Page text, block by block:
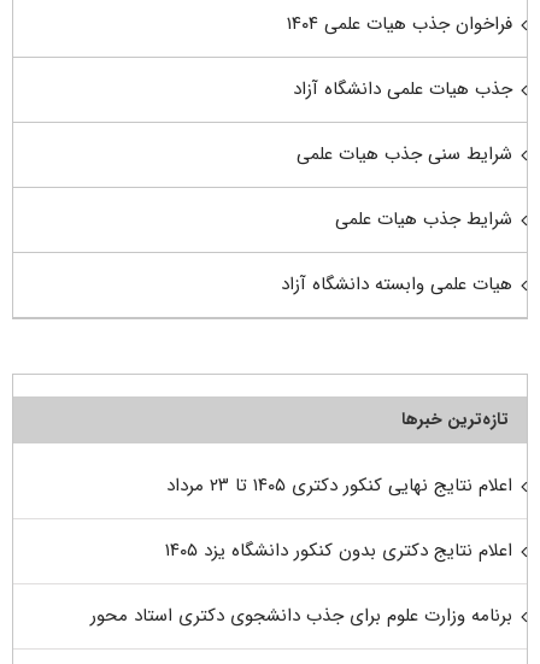
فراخوان جذب هیات علمی ۱۴۰۴
جذب هیات علمی دانشگاه آزاد
شرایط سنی جذب هیات علمی
شرایط جذب هیات علمی
هیات علمی وابسته دانشگاه آزاد
تازه‌ترین خبرها
اعلام نتایج نهایی کنکور دکتری ۱۴۰۵ تا ۲۳ مرداد
اعلام نتایج دکتری بدون کنکور دانشگاه یزد ۱۴۰۵
برنامه وزارت علوم برای جذب دانشجوی دکتری استاد محور